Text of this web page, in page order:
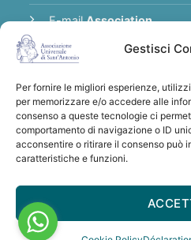
Gestisci
Per fornire le migliori esperienze,
per memorizzare e/o accedere alle
consenso a queste tecnologie ci
comportamento di navigazione o ID
acconsentire o ritirare il consenso può
caratteristiche e funzioni.
E-mailAssociation
Politique de Confidentialité
Merci pour tout
Universelle de
Virements à :
IBAN: IT28 U030 6912
- BIC/SWIFT: